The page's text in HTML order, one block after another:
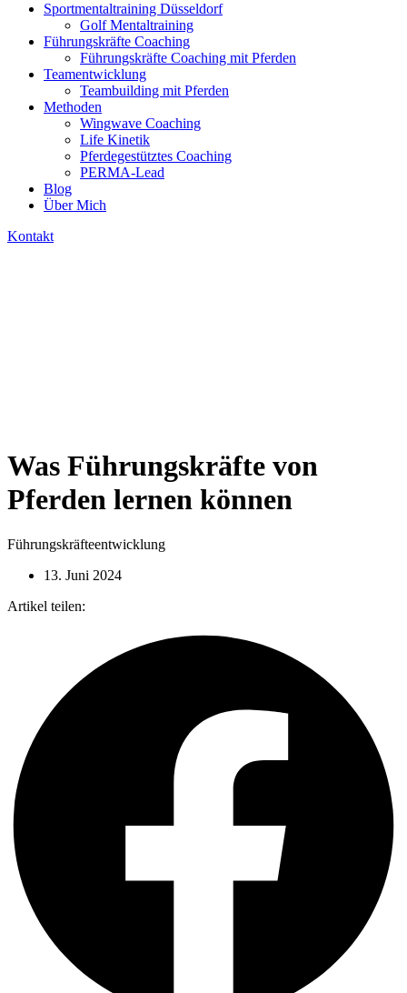
Sportmentaltraining Düsseldorf
Golf Mentaltraining
Führungskräfte Coaching
Führungskräfte Coaching mit Pferden
Teamentwicklung
Teambuilding mit Pferden
Methoden
Wingwave Coaching
Life Kinetik
Pferdegestütztes Coaching
PERMA-Lead
Blog
Über Mich
Kontakt
Was Führungskräfte von
Pferden lernen können
Führungskräfteentwicklung
13. Juni 2024
Artikel teilen: